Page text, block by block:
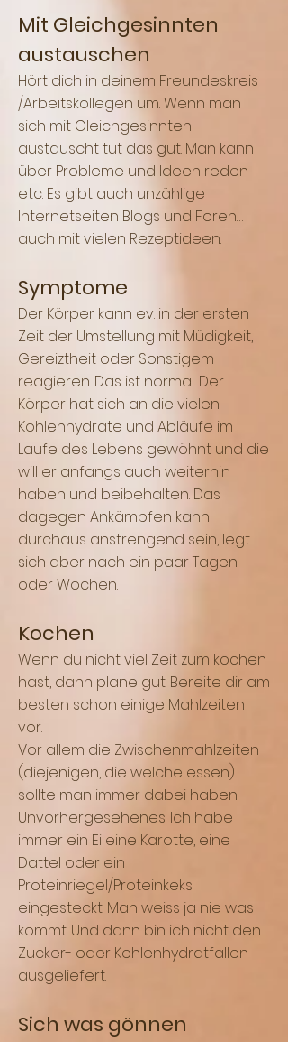
Mit Gleichgesinnten
austauschen
Hört dich in deinem Freundeskreis
/Arbeitskollegen um. Wenn man
sich mit Gleichgesinnten
austauscht tut das gut. Man kann
über Probleme und Ideen reden
etc. Es gibt auch unzählige
Internetseiten Blogs und Foren…
auch mit vielen Rezeptideen.
Symptome
Der Körper kann ev. in der ersten
Zeit der Umstellung mit Müdigkeit,
Gereiztheit oder Sonstigem
reagieren. Das ist normal. Der
Körper hat sich an die vielen
Kohlenhydrate und Abläufe im
Laufe des Lebens gewöhnt und die
will er anfangs auch weiterhin
haben und beibehalten. Das
dagegen Ankämpfen kann
durchaus anstrengend sein, legt
sich aber nach ein paar Tagen
oder Wochen.
Kochen
Wenn du nicht viel Zeit zum kochen
hast, dann plane gut. Bereite dir am
besten schon einige Mahlzeiten
vor.
Vor allem die Zwischenmahlzeiten
(diejenigen, die welche essen)
sollte man immer dabei haben.
Unvorhergesehenes: Ich habe
immer ein Ei eine Karotte, eine
Dattel oder ein
Proteinriegel/Proteinkeks
eingesteckt. Man weiss ja nie was
kommt. Und dann bin ich nicht den
Zucker- oder Kohlenhydratfallen
ausgeliefert.
Sich was gönnen